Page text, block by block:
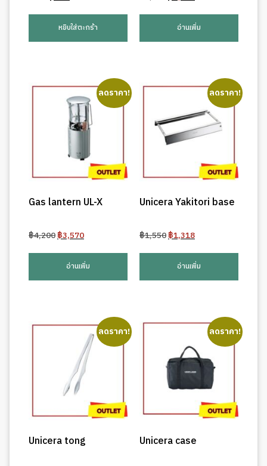
฿950.
is:
฿808.
หยิบใส่ตะกร้า
was:
฿1,750.
is:
฿1,488.
อ่านเพิ่ม
ลดราคา!
Gas lantern UL-X
฿4,200Original
was:
฿4,200.
฿3,570Current
is:
฿3,570.
อ่านเพิ่ม
ลดราคา!
Unicera Yakitori base
฿1,550Original
was:
฿1,550.
฿1,318Current
is:
฿1,318.
อ่านเพิ่ม
ลดราคา!
Unicera tong
ลดราคา!
Unicera case